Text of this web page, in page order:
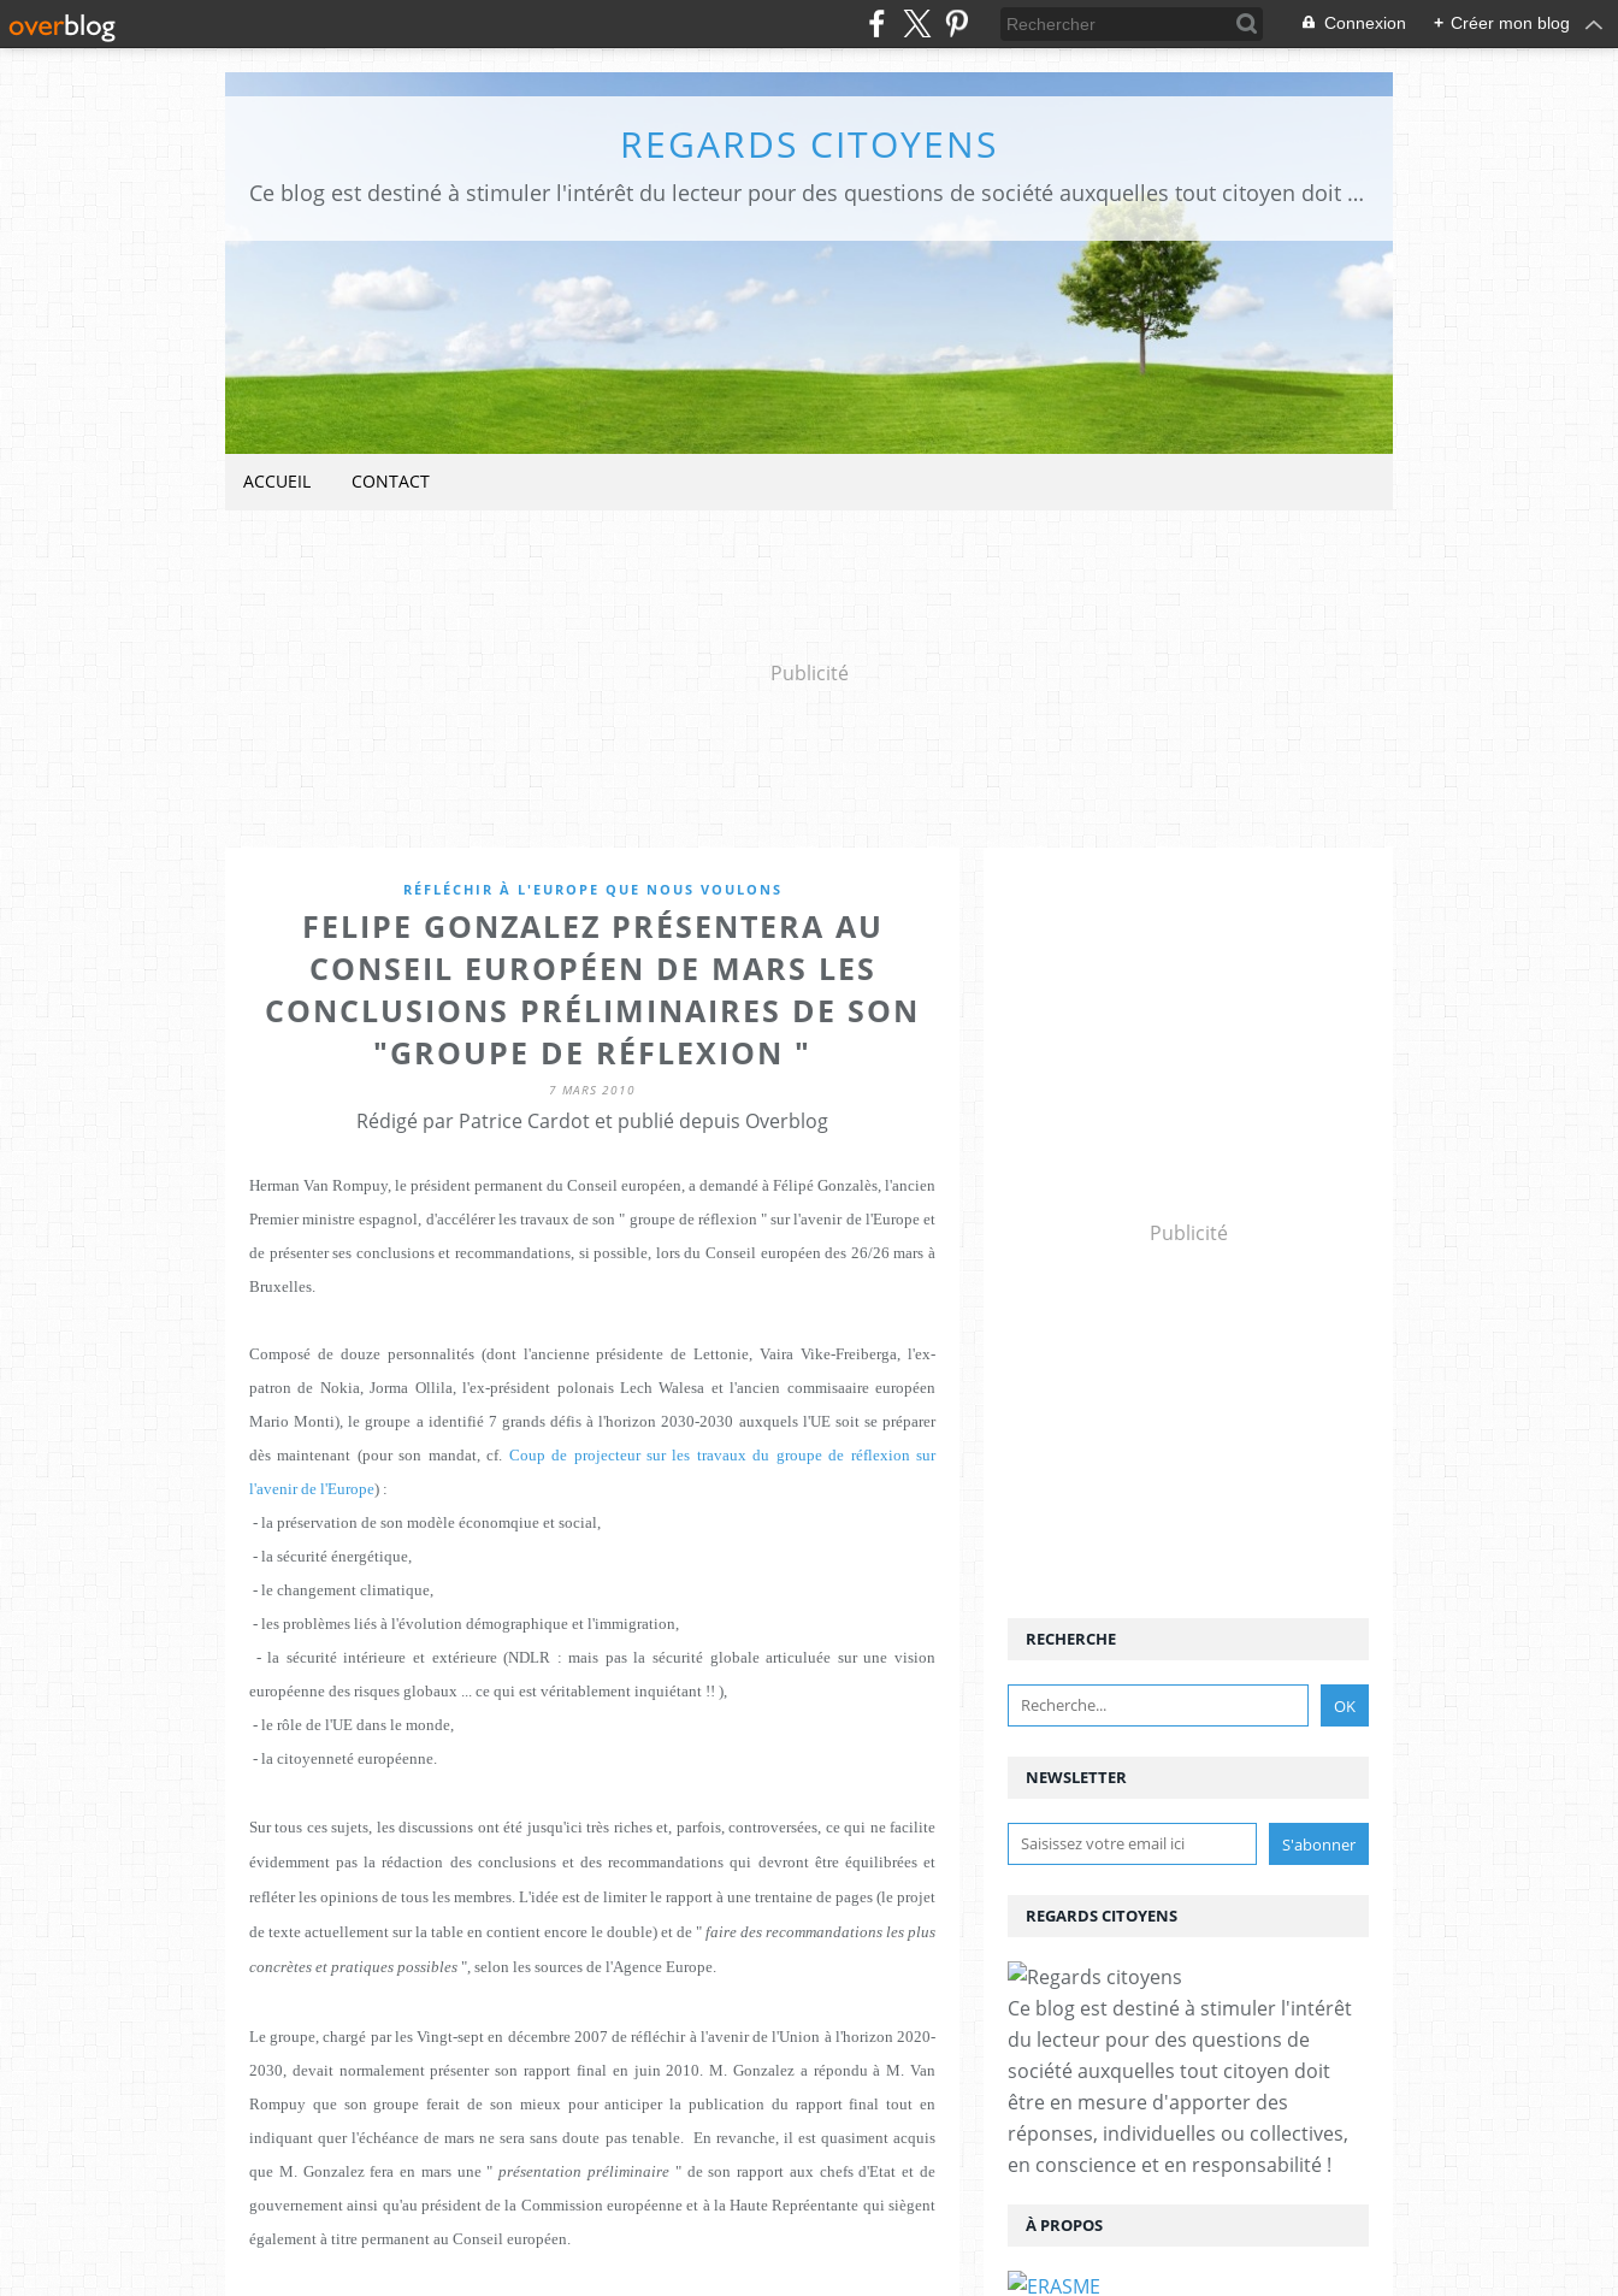
Connexion + Créer mon blog
REGARDS CITOYENS
Ce blog est destiné à stimuler l'intérêt du lecteur pour des questions de société auxquelles tout citoyen doit être en mesure d'apporter des réponses, individuelles ou collectives, en conscience et en responsabilité !
ACCUEIL CONTACT
Publicité
RÉFLÉCHIR À L'EUROPE QUE NOUS VOULONS
FELIPE GONZALEZ PRÉSENTERA AU
CONSEIL EUROPÉEN DE MARS LES
CONCLUSIONS PRÉLIMINAIRES DE SON
"GROUPE DE RÉFLEXION "
7 MARS 2010
Rédigé par Patrice Cardot et publié depuis Overblog
Herman Van Rompuy, le président permanent du Conseil européen, a demandé à Félipé Gonzalès, l'ancien
Premier ministre espagnol, d'accélérer les travaux de son " groupe de réflexion " sur l'avenir de l'Europe et
de présenter ses conclusions et recommandations, si possible, lors du Conseil européen des 26/26 mars à
Bruxelles.
Composé de douze personnalités (dont l'ancienne présidente de Lettonie, Vaira Vike-Freiberga, l'ex-
patron de Nokia, Jorma Ollila, l'ex-président polonais Lech Walesa et l'ancien commisaaire européen
Mario Monti), le groupe a identifié 7 grands défis à l'horizon 2030-2030 auxquels l'UE soit se préparer
dès maintenant (pour son mandat, cf. Coup de projecteur sur les travaux du groupe de réflexion sur
l'avenir de l'Europe) :
- la préservation de son modèle économqiue et social,
- la sécurité énergétique,
- le changement climatique,
- les problèmes liés à l'évolution démographique et l'immigration,
- la sécurité intérieure et extérieure (NDLR : mais pas la sécurité globale articuluée sur une vision
européenne des risques globaux ... ce qui est véritablement inquiétant !! ),
- le rôle de l'UE dans le monde,
- la citoyenneté européenne.
Sur tous ces sujets, les discussions ont été jusqu'ici très riches et, parfois, controversées, ce qui ne facilite
évidemment pas la rédaction des conclusions et des recommandations qui devront être équilibrées et
refléter les opinions de tous les membres. L'idée est de limiter le rapport à une trentaine de pages (le projet
de texte actuellement sur la table en contient encore le double) et de " faire des recommandations les plus
concrètes et pratiques possibles ", selon les sources de l'Agence Europe.
Le groupe, chargé par les Vingt-sept en décembre 2007 de réfléchir à l'avenir de l'Union à l'horizon 2020-
2030, devait normalement présenter son rapport final en juin 2010. M. Gonzalez a répondu à M. Van
Rompuy que son groupe ferait de son mieux pour anticiper la publication du rapport final tout en
indiquant quer l'échéance de mars ne sera sans doute pas tenable. En revanche, il est quasiment acquis
que M. Gonzalez fera en mars une "présentation préliminaire " de son rapport aux chefs d'Etat et de
gouvernement ainsi qu'au président de la Commission européenne et à la Haute Repréentante qui siègent
également à titre permanent au Conseil européen.
Publicité
NEWSLETTER
RECHERCHE
REGARDS CITOYENS
Ce blog est destiné à stimuler l'intérêt
du lecteur pour des questions de
société auxquelles tout citoyen doit
être en mesure d'apporter des
réponses, individuelles ou collectives,
en conscience et en responsabilité !
À PROPOS